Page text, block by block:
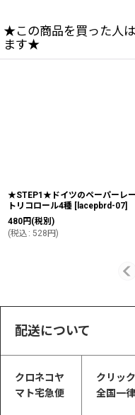
★この商品を買った人
ます★
★STEP1★ドイツのペーパーレ
トリコロール4種 [ lacepbrd-07]
480円 (税別)
(税込 : 528円)
配送について
クロネコヤ
マト宅急便
クリッ
全国一